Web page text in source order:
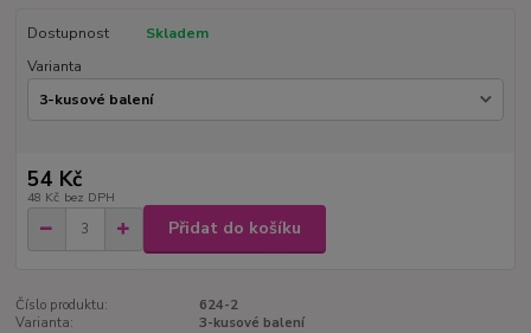
Dostupnost
Skladem
Varianta
54 Kč
48 Kč bez DPH
Přidat do košíku
Číslo produktu:
624-2
Varianta:
3-kusové balení